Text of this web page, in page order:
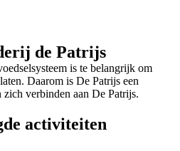
de Patrijs
is te belangrijk om
Daarom is De Patrijs een
verbinden aan De Patrijs.
activiteiten